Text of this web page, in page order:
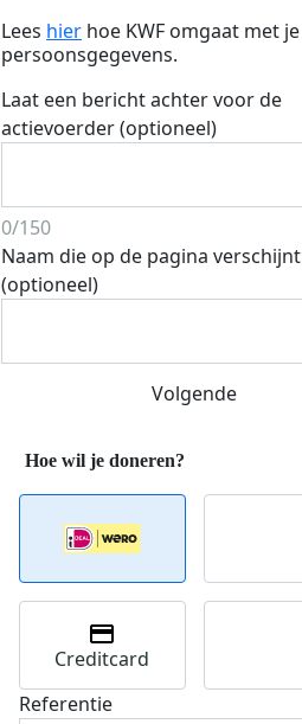
Lees hier hoe KWF omgaat met je
persoonsgegevens.
Laat een bericht achter voor de
actievoerder (optioneel)
0/150
Naam die op de pagina verschijnt
(optioneel)
Volgende
Creditcard
Referentie